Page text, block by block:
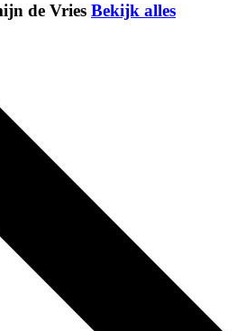
de Vries Bekijk alles